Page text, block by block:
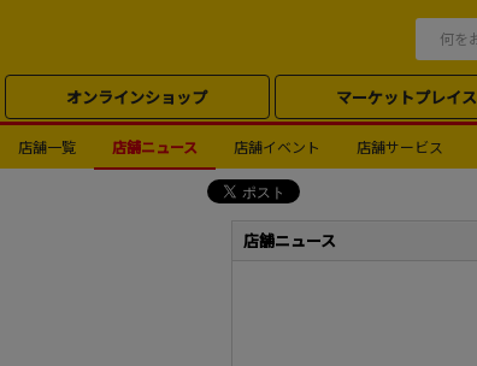
オンラインショップ マーケットプレイス
店舗一覧 店舗ニュース 店舗イベント 店舗サービス
店舗ニュース